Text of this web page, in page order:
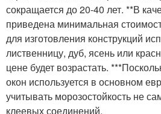
сокращается до 20-40 лет. **В
приведена минимальная
для изготовления конструкций
лиственницу, дуб, ясень или
цене будет возрастать.
окон используется в основном
учитывать морозостойкость не
клеевых соединений.